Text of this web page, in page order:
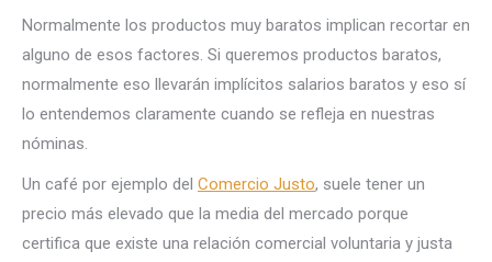
Normalmente los productos muy baratos implican recortar en
alguno de esos factores. Si queremos productos baratos,
normalmente eso llevarán implícitos salarios baratos y eso sí
lo entendemos claramente cuando se refleja en nuestras
nóminas.
Un café por ejemplo del Comercio Justo, suele tener un
precio más elevado que la media del mercado porque
certifica que existe una relación comercial voluntaria y justa